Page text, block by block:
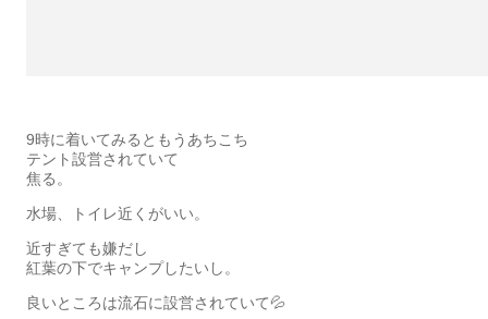
9時に着いてみるともうあちこち
テント設営されていて
焦る。
水場、トイレ近くがいい。
近すぎても嫌だし
紅葉の下でキャンプしたいし。
良いところは流石に設営されていて💦